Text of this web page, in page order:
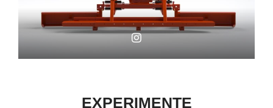
EXPERIMENTE